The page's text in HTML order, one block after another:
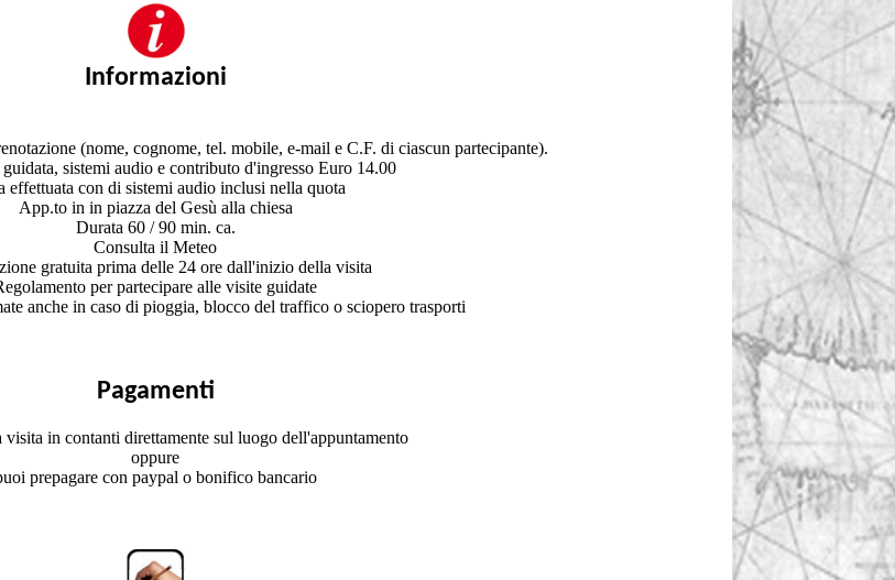
Informazioni
(nome, cognome, tel. mobile, e-mail e C.F. di ciascun partecipante).
sistemi audio e contributo d'ingresso Euro 14.00
effettuata con di sistemi audio inclusi nella quota
App.to in in piazza del Gesù alla chiesa
Durata 60 / 90 min. ca.
Consulta il Meteo
gratuita prima delle 24 ore dall'inizio della visita
per partecipare alle visite guidate
anche in caso di pioggia, blocco del traffico o sciopero trasporti
Pagamenti
visita in contanti direttamente sul luogo dell'appuntamento
oppure
prepagare con paypal o bonifico bancario